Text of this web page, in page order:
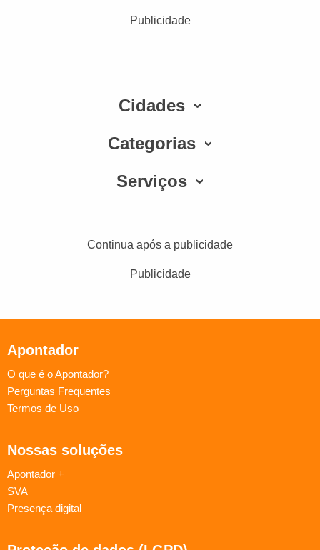
Publicidade
Cidades
Categorias
Serviços
Continua após a publicidade
Publicidade
Apontador
O que é o Apontador?
Perguntas Frequentes
Termos de Uso
Nossas soluções
Apontador +
SVA
Presença digital